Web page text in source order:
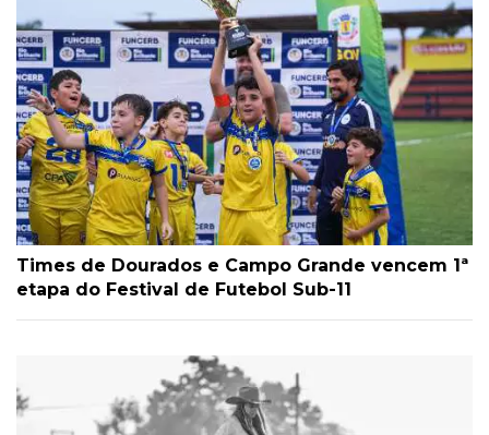
Times de Dourados e Campo Grande vencem 1ª
etapa do Festival de Futebol Sub-11